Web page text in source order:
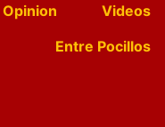
Opinion
Videos
Entre Pocillos